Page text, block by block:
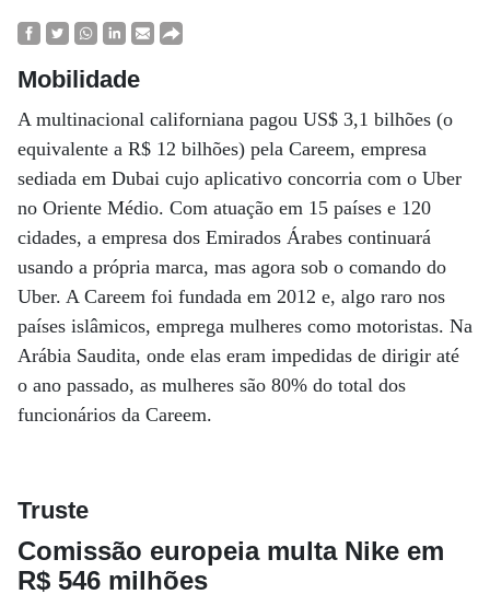
Mobilidade
A multinacional californiana pagou US$ 3,1 bilhões (o
equivalente a R$ 12 bilhões) pela Careem, empresa
sediada em Dubai cujo aplicativo concorria com o Uber
no Oriente Médio. Com atuação em 15 países e 120
cidades, a empresa dos Emirados Árabes continuará
usando a própria marca, mas agora sob o comando do
Uber. A Careem foi fundada em 2012 e, algo raro nos
países islâmicos, emprega mulheres como motoristas. Na
Arábia Saudita, onde elas eram impedidas de dirigir até
o ano passado, as mulheres são 80% do total dos
funcionários da Careem.
Truste
Comissão europeia multa Nike em
R$ 546 milhões